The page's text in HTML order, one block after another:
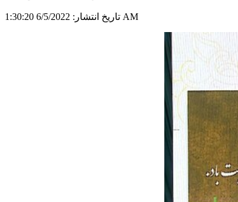
تاریخ انتشار: 6/5/2022 1:30:20 AM